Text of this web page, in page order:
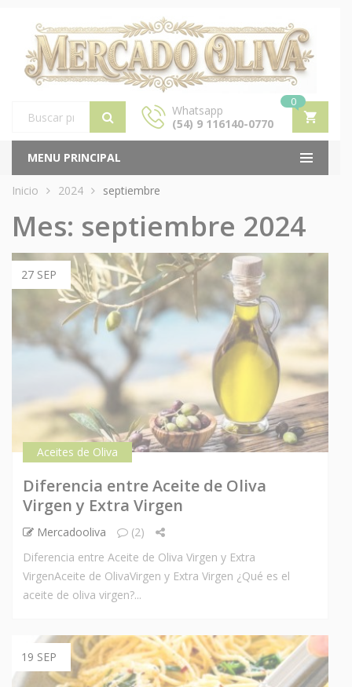
Products
search
Whatsapp
(54) 9 116140-0770
0
MENU PRINCIPAL
Inicio 2024 septiembre
Mes: septiembre 2024
27 SEP
Aceites de Oliva
Diferencia entre Aceite de Oliva
Virgen y Extra Virgen
Mercadooliva
(2)
Diferencia entre Aceite de Oliva Virgen y Extra
VirgenAceite de OlivaVirgen y Extra Virgen ¿Qué es el
aceite de oliva virgen?...
19 SEP